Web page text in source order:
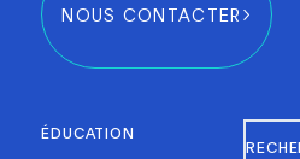
NOUS CONTACTER
ÉDUCATION